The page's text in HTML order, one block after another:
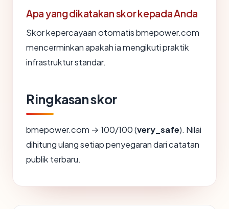
Apa yang dikatakan skor kepada Anda
Skor kepercayaan otomatis bmepower.com
mencerminkan apakah ia mengikuti praktik
infrastruktur standar.
Ringkasan skor
bmepower.com → 100/100 (very_safe). Nilai
dihitung ulang setiap penyegaran dari catatan
publik terbaru.